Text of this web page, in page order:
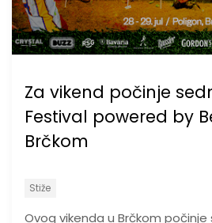
Za vikend počinje
Festival powered by
Brčkom
Stiže
Ovog vikenda u Brčkom počinje